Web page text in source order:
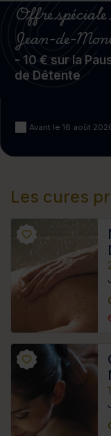
Offre
Jean-de-
- 10 € sur la
de Détente
Avant le 16 août
Les cures